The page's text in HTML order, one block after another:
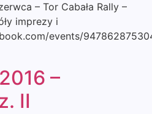
– Tor Cabała Rally –
imprezy i
events/
–
II